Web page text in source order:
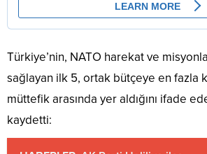
Türkiye’nin, NATO harekat ve
sağlayan ilk 5, ortak bütçeye en fazla
müttefik arasında yer aldığını ifade
kaydetti: